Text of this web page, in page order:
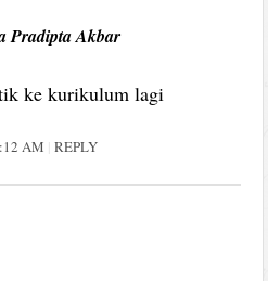
Pradipta Akbar
ke kurikulum lagi
AM REPLY